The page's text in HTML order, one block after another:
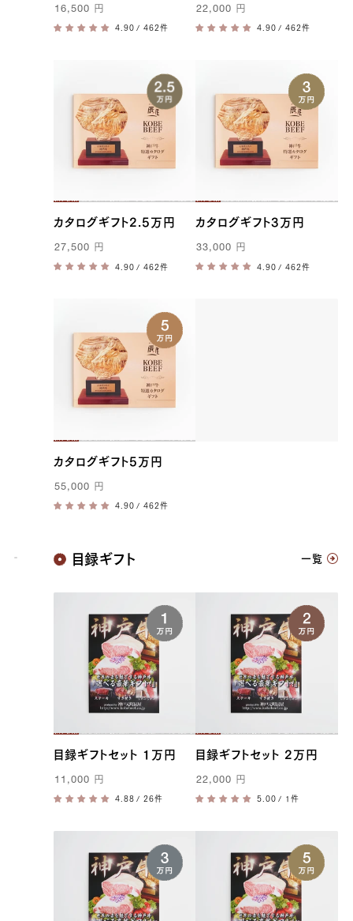
16,500 円
/ 462件
22,000 円
/ 462件
カタログギフト2.5万円
27,500 円
/ 462件
カタログギフト3万円
33,000 円
/ 462件
カタログギフト5万円
55,000 円
/ 462件
神戸牛
目録ギフト 一覧
目録ギフトセット 1万円
11,000 円
/ 26件
目録ギフトセット 2万円
22,000 円
/ 1件